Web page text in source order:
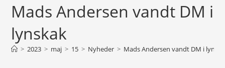
Mads Andersen vandt DM i
lynskak
> 2023 > maj > 15 > Nyheder > Mads Andersen vandt DM i